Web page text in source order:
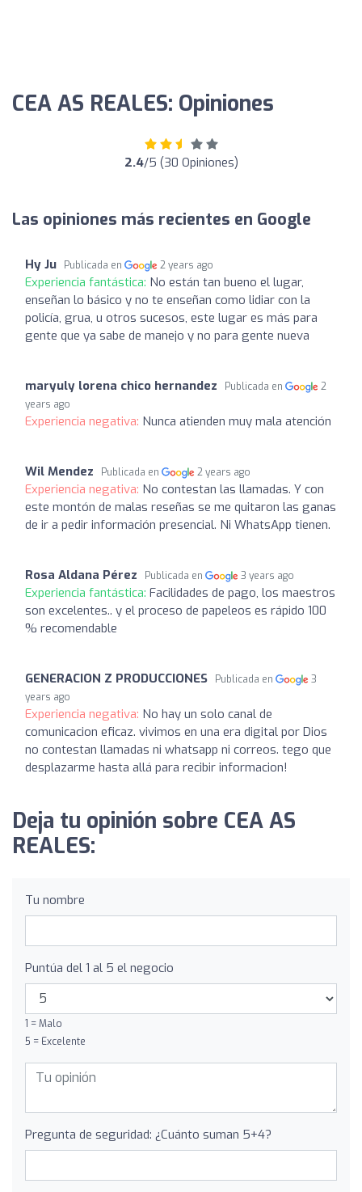
CEA AS REALES: Opiniones
2.4/5 (30 Opiniones)
Las opiniones más recientes en Google
Hy Ju Publicada en 2 years ago
Experiencia fantástica: No están tan bueno el lugar,
enseñan lo básico y no te enseñan como lidiar con la
policía, grua, u otros sucesos, este lugar es más para
gente que ya sabe de manejo y no para gente nueva
maryuly lorena chico hernandez Publicada en
2
years ago
Experiencia negativa: Nunca atienden muy mala atención
Wil Mendez Publicada en 2 years ago
Experiencia negativa: No contestan las llamadas. Y con
este montón de malas reseñas se me quitaron las ganas
de ir a pedir información presencial. Ni WhatsApp tienen.
Rosa Aldana Pérez Publicada en 3 years ago
Experiencia fantástica: Facilidades de pago, los maestros
son excelentes.. y el proceso de papeleos es rápido 100
% recomendable
GENERACION Z PRODUCCIONES Publicada en
3
years ago
Experiencia negativa: No hay un solo canal de
comunicacion eficaz. vivimos en una era digital por Dios
no contestan llamadas ni whatsapp ni correos. tego que
desplazarme hasta allá para recibir informacion!
Deja tu opinión sobre CEA AS
REALES:
Tu nombre
Puntúa del 1 al 5 el negocio
1 = Malo
5 = Excelente
Pregunta de seguridad: ¿Cuánto suman 5+4?